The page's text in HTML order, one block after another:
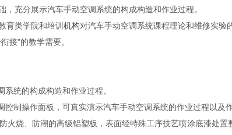
，充分展示汽车手动空调系统的构成构造和作业过程。
育类学院和培训机构对汽车手动空调系统课程理论和维修实验
接"的教学需要。
统的构成构造和作业过程。
制操作面板，可真实演示汽车手动空调系统的作业过程以及作
火烧、防潮的高级铝塑板，表面经特殊工序技艺喷涂底漆处